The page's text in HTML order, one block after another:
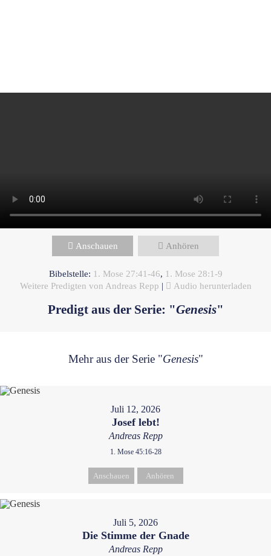
Anschauen Anhören
Bibelstelle: 1. Mose 27:41-46, 1. Mose 28:1-9
Weitere Predigten von Andreas Repp | Audio herunterladen
Predigt aus der Serie: "Genesis"
Mehr aus der Serie "Genesis"
Juli 12, 2026
Josef lebt!
Andreas Repp
1. Mose 45:16-28
Anschauen Anhören
Juli 5, 2026
Die Stimme der Gnade
Andreas Repp